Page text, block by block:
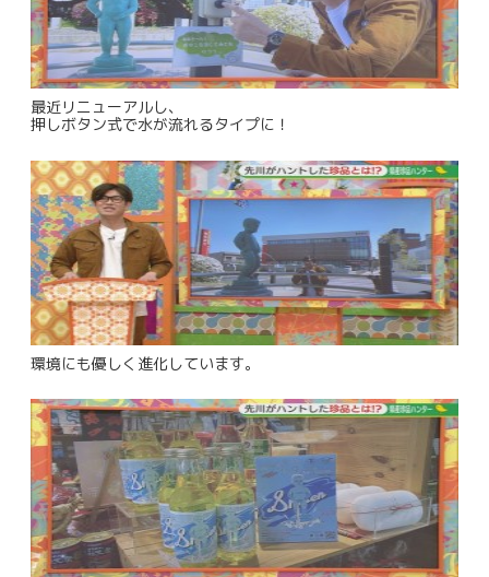
最近リニューアルし、
押しボタン式で水が流れるタイプに！
環境にも優しく進化しています。